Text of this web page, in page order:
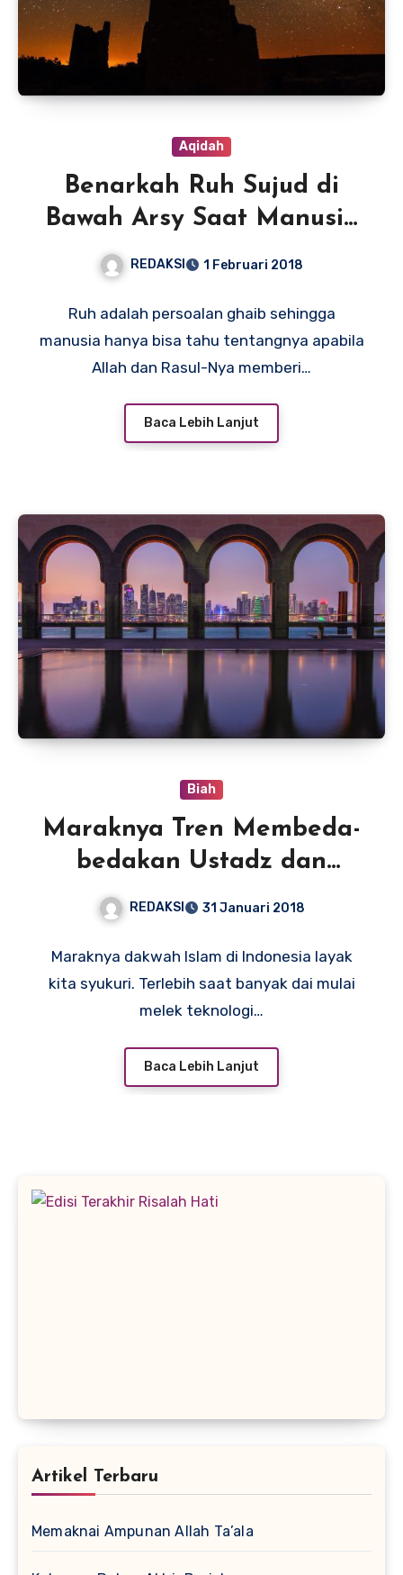
Aqidah
Benarkah Ruh Sujud di
Bawah Arsy Saat Manusia
REDAKSI 1 Februari 2018
Ruh adalah persoalan ghaib sehingga
manusia hanya bisa tahu tentangnya apabila
Allah dan Rasul-Nya memberi…
Baca Lebih Lanjut
Biah
Maraknya Tren Membeda-
bedakan Ustadz dan
REDAKSI 31 Januari 2018
Maraknya dakwah Islam di Indonesia layak
kita syukuri. Terlebih saat banyak dai mulai
melek teknologi…
Baca Lebih Lanjut
Artikel Terbaru
Memaknai Ampunan Allah Ta’ala